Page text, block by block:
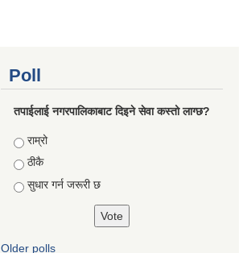
Poll
तपाईलाई नगरपालिकाबाट दिइने सेवा कस्तो लाग्छ?
Choices
राम्रो
ठीकै
सुधार गर्न जरूरी छ
Older polls